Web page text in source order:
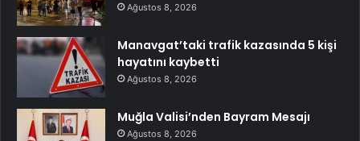
Ağustos 8, 2026
Manavgat’taki trafik kazasında 5 kişi
hayatını kaybetti
Ağustos 8, 2026
Muğla Valisi’nden Bayram Mesajı
Ağustos 8, 2026